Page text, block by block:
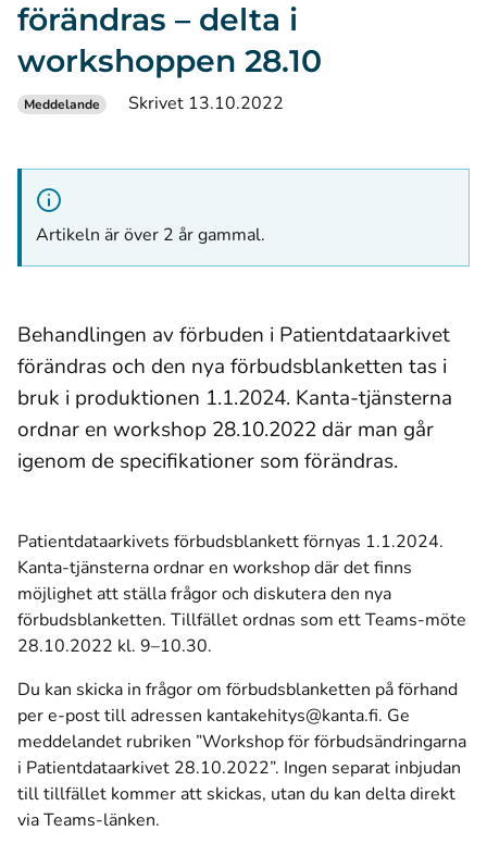
förändras – delta i
workshoppen 28.10
Meddelande Skrivet 13.10.2022
Artikeln är över 2 år gammal.
Behandlingen av förbuden i Patientdataarkivet
förändras och den nya förbudsblanketten tas i
bruk i produktionen 1.1.2024. Kanta-tjänsterna
ordnar en workshop 28.10.2022 där man går
igenom de specifikationer som förändras.
Patientdataarkivets förbudsblankett förnyas 1.1.2024.
Kanta-tjänsterna ordnar en workshop där det finns
möjlighet att ställa frågor och diskutera den nya
förbudsblanketten. Tillfället ordnas som ett Teams-möte
28.10.2022 kl. 9–10.30.
Du kan skicka in frågor om förbudsblanketten på förhand
per e-post till adressen kantakehitys@kanta.fi. Ge
meddelandet rubriken ”Workshop för förbudsändringarna
i Patientdataarkivet 28.10.2022”. Ingen separat inbjudan
till tillfället kommer att skickas, utan du kan deltadirekt
via Teams-länken(öppnas i ett nytt fönster)
.